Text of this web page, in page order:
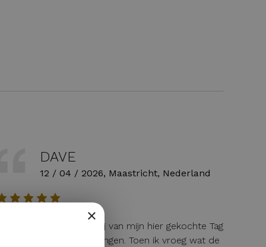
DAVE
12 / 04 / 2026, Maastricht, Nederland
Gisteren mijn lege batterij van mijn hier gekochte Tag
Heur horloge laten vervangen. Toen ik vroeg wat de
×